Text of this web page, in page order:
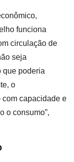
funciona
circulação de
seja
que poderia
o
capacidade e
o consumo”,